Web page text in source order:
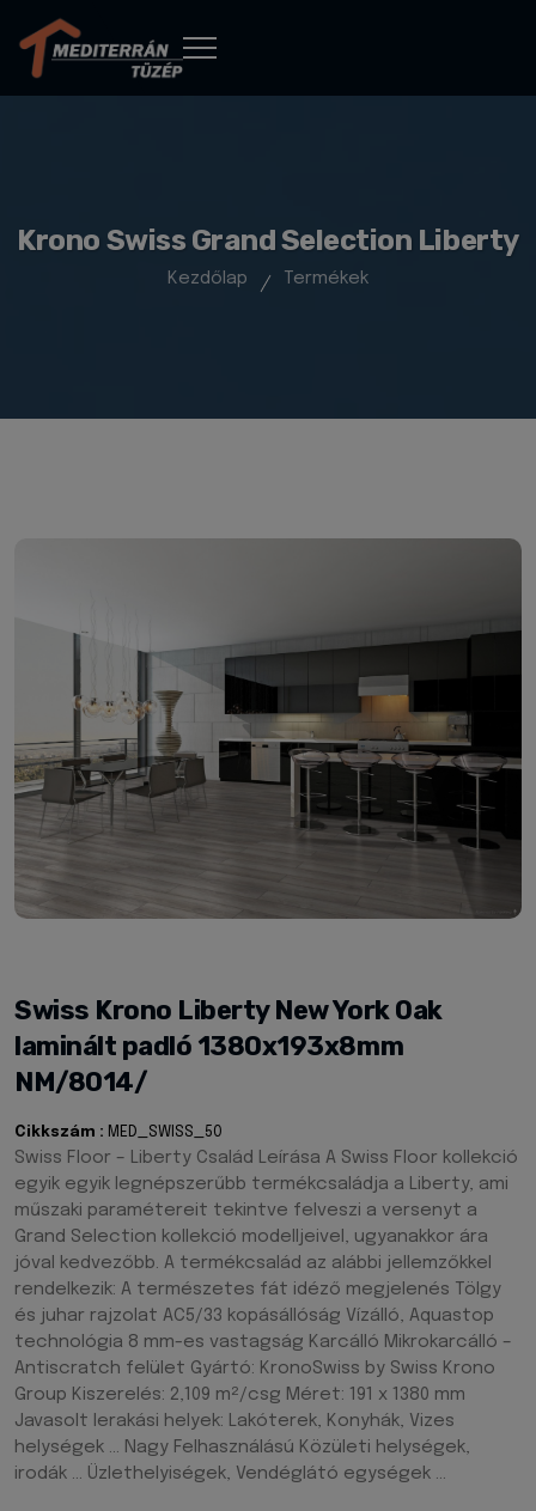
Krono Swiss Grand Selection Liberty
Kezdőlap Termékek
Swiss Krono Liberty New York Oak
laminált padló 1380x193x8mm
NM/8014/
Cikkszám : MED_SWISS_50
Swiss Floor – Liberty Család Leírása A Swiss Floor kollekció
egyik egyik legnépszerűbb termékcsaládja a Liberty, ami
műszaki paramétereit tekintve felveszi a versenyt a
Grand Selection kollekció modelljeivel, ugyanakkor ára
jóval kedvezőbb. A termékcsalád az alábbi jellemzőkkel
rendelkezik: A természetes fát idéző megjelenés Tölgy
és juhar rajzolat AC5/33 kopásállóság Vízálló, Aquastop
technológia 8 mm-es vastagság Karcálló Mikrokarcálló –
Antiscratch felület Gyártó: KronoSwiss by Swiss Krono
Group Kiszerelés: 2,109 m²/csg Méret: 191 x 1380 mm
Javasolt lerakási helyek: Lakóterek, Konyhák, Vizes
helységek … Nagy Felhasználású Közületi helységek,
irodák … Üzlethelyiségek, Vendéglátó egységek …